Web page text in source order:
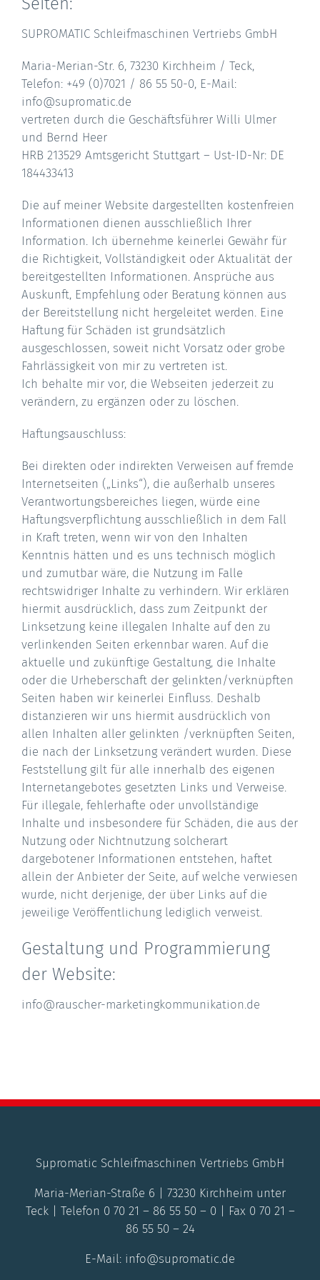
SUPROMATIC Schleifmaschinen Vertriebs GmbH
Maria-Merian-Str. 6, 73230 Kirchheim / Teck,
Telefon: +49 (0)7021 / 86 55 50-0, E-Mail:
info@supromatic.de
vertreten durch die Geschäftsführer Willi Ulmer
und Bernd Heer
HRB 213529 Amtsgericht Stuttgart – Ust-ID-Nr: DE
184433413
Die auf meiner Website dargestellten kostenfreien
Informationen dienen ausschließlich Ihrer
Information. Ich übernehme keinerlei Gewähr für
die Richtigkeit, Vollständigkeit oder Aktualität der
bereitgestellten Informationen. Ansprüche aus
Auskunft, Empfehlung oder Beratung können aus
der Bereitstellung nicht hergeleitet werden. Eine
Haftung für Schäden ist grundsätzlich
ausgeschlossen, soweit nicht Vorsatz oder grobe
Fahrlässigkeit von mir zu vertreten ist.
Ich behalte mir vor, die Webseiten jederzeit zu
verändern, zu ergänzen oder zu löschen.
Haftungsauschluss:
Bei direkten oder indirekten Verweisen auf fremde
Internetseiten („Links“), die außerhalb unseres
Verantwortungsbereiches liegen, würde eine
Haftungsverpflichtung ausschließlich in dem Fall
in Kraft treten, wenn wir von den Inhalten
Kenntnis hätten und es uns technisch möglich
und zumutbar wäre, die Nutzung im Falle
rechtswidriger Inhalte zu verhindern. Wir erklären
hiermit ausdrücklich, dass zum Zeitpunkt der
Linksetzung keine illegalen Inhalte auf den zu
verlinkenden Seiten erkennbar waren. Auf die
aktuelle und zukünftige Gestaltung, die Inhalte
oder die Urheberschaft der gelinkten/verknüpften
Seiten haben wir keinerlei Einfluss. Deshalb
distanzieren wir uns hiermit ausdrücklich von
allen Inhalten aller gelinkten /verknüpften Seiten,
die nach der Linksetzung verändert wurden. Diese
Feststellung gilt für alle innerhalb des eigenen
Internetangebotes gesetzten Links und Verweise.
Für illegale, fehlerhafte oder unvollständige
Inhalte und insbesondere für Schäden, die aus der
Nutzung oder Nichtnutzung solcherart
dargebotener Informationen entstehen, haftet
allein der Anbieter der Seite, auf welche verwiesen
wurde, nicht derjenige, der über Links auf die
jeweilige Veröffentlichung lediglich verweist.
Gestaltung und Programmierung
der Website:
info@rauscher-marketingkommunikation.de
Sμpromatic Schleifmaschinen Vertriebs GmbH
Maria-Merian-Straße 6 | 73230 Kirchheim unter
Teck | Telefon 0 70 21 – 86 55 50 – 0 | Fax 0 70 21 –
86 55 50 – 24
E-Mail: info@supromatic.de